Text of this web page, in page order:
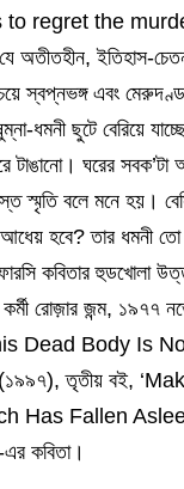
regret the
অতীতহীন, ইতিহাস-
স্বপ্নভঙ্গ এবং
ধমনী ছুটে বেরিয়ে
টাঙানো। ঘরের
স্মৃতি বলে মনে হয়।
হবে? তার ধমনী তো
কবিতার হুডখোলা
রোজ়ার জন্ম, ১৯৭৭
Dead Body Is
তৃতীয় বই,
Fallen Asleep’।
কবিতা।